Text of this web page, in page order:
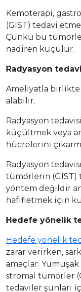
Kemoterapi,
(GIST) tedavi
Çünkü bu
nadiren küçülür.
Radyasyon
Ameliyatla birlikte
alabilir.
Radyasyon
küçültmek veya
hücrelerini
Radyasyon
tümörlerin (GIST)
yöntem değildir
hafifletmek için
Hedefe yönelik
Hedefe yönelik
zarar verirken,
amaçlar.
stromal tümörler
tedaviler şunları